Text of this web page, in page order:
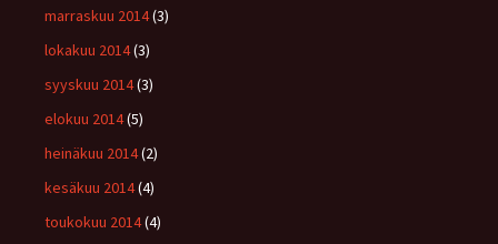
marraskuu 2014(3)
lokakuu 2014(3)
syyskuu 2014(3)
elokuu 2014(5)
heinäkuu 2014(2)
kesäkuu 2014(4)
toukokuu 2014(4)